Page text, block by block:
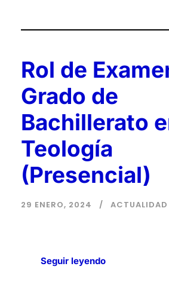
Rol de
Grado de
Bachillerato
Teología
(Presencial)
29 ENERO, 2024 ACTUALIDAD
Seguir leyendo